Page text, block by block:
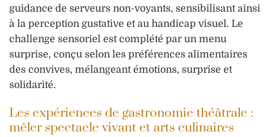
guidance de serveurs non-voyants, sensibilisant ainsi
à la perception gustative et au handicap visuel. Le
challenge sensoriel est complété par un menu
surprise, conçu selon les préférences alimentaires
des convives, mélangeant émotions, surprise et
solidarité.
Les expériences de gastronomie théâtrale :
mêler spectacle vivant et arts culinaires